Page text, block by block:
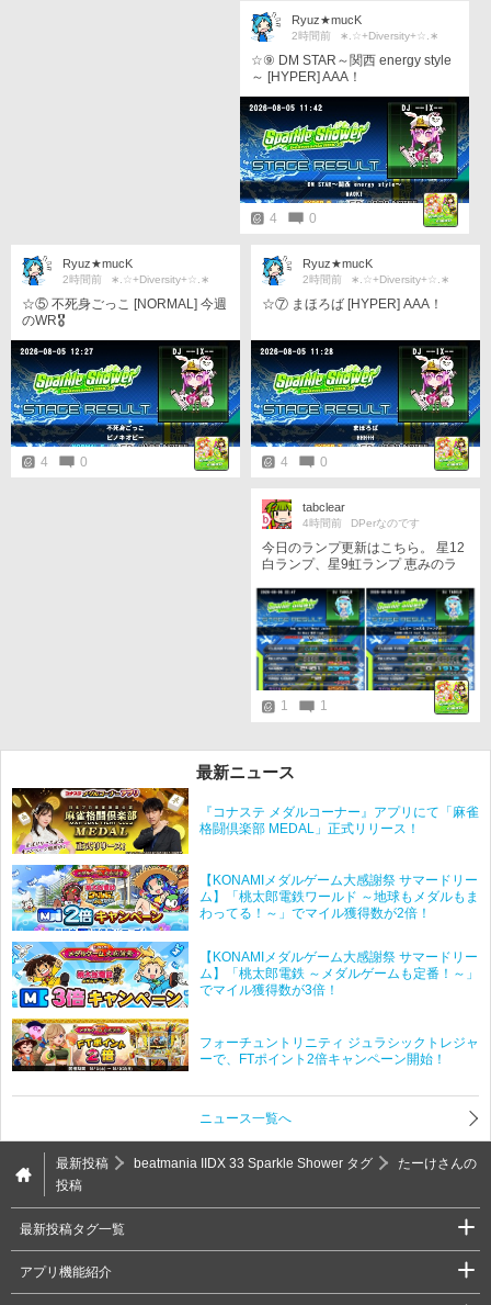
Ryuz★mucK
2時間前 ∗.☆+Diversity+☆.∗
☆⑨ DM STAR～関西 energy style
～ [HYPER] AAA！
4 0
Ryuz★mucK
2時間前 ∗.☆+Diversity+☆.∗
☆⑦ まほろば [HYPER] AAA！
4 0
Ryuz★mucK
2時間前 ∗.☆+Diversity+☆.∗
☆⑤ 不死身ごっこ [NORMAL] 今週
のWR🎖️
4 0
tabclear
4時間前 DPerなのです
今日のランプ更新はこちら。 星12
白ランプ、星9虹ランプ 恵みのラ
はやらないとね！
1 1
最新ニュース
『コナステ メダルコーナー』アプリにて「麻雀
格闘倶楽部 MEDAL」正式リリース！
【KONAMIメダルゲーム大感謝祭 サマードリー
ム】「桃太郎電鉄ワールド ～地球もメダルもま
わってる！～」でマイル獲得数が2倍！
【KONAMIメダルゲーム大感謝祭 サマードリー
ム】「桃太郎電鉄 ～メダルゲームも定番！～」
でマイル獲得数が3倍！
フォーチュントリニティ ジュラシックトレジャ
ーで、FTポイント2倍キャンペーン開始！
ニュース一覧へ
最新投稿 beatmania IIDX 33 Sparkle Shower タグ
たーけさんの
投稿
最新投稿タグ一覧
アプリ機能紹介